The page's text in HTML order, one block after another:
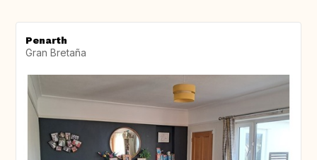
Penarth
Gran Bretaña